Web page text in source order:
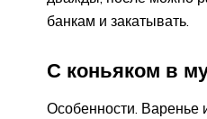
банкам и закатывать.
С коньяком в
Особенности. Варенье